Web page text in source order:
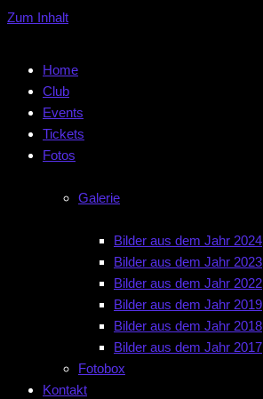
Zum Inhalt
Home
Club
Events
Tickets
Fotos
Galerie
Bilder aus dem Jahr 2024
Bilder aus dem Jahr 2023
Bilder aus dem Jahr 2022
Bilder aus dem Jahr 2019
Bilder aus dem Jahr 2018
Bilder aus dem Jahr 2017
Fotobox
Kontakt